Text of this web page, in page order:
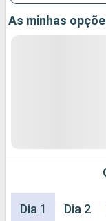
As minhas
Dia 1 Dia 2